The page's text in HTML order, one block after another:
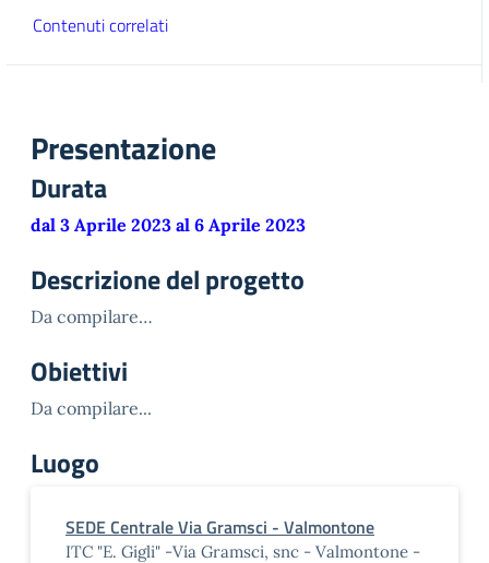
Contenuti correlati
Presentazione
Durata
dal 3 Aprile 2023 al 6 Aprile 2023
Descrizione del progetto
Da compilare…
Obiettivi
Da compilare...
Luogo
SEDE Centrale Via Gramsci - Valmontone
ITC "E. Gigli" -Via Gramsci, snc - Valmontone -